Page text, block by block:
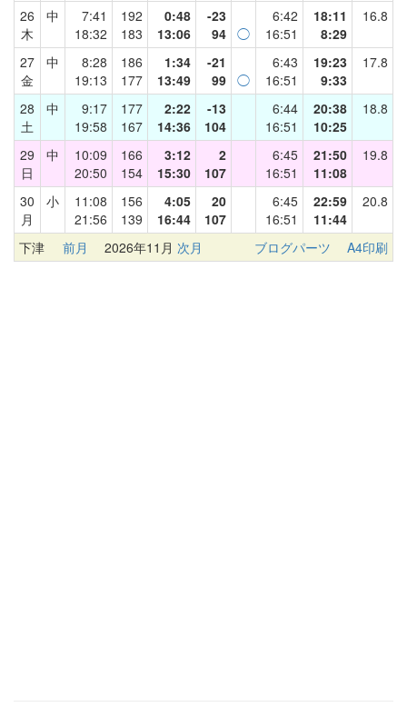
26
木
中
7:41
18:32
192
183
0:48
13:06
-23
94 ◯
6:42
16:51
18:11
8:29
16.8
27
金
中
8:28
19:13
186
177
1:34
13:49
-21
99 ◯
6:43
16:51
19:23
9:33
17.8
28
土
中
9:17
19:58
177
167
2:22
14:36
-13
104
6:44
16:51
20:38
10:25
18.8
29
日
中
10:09
20:50
166
154
3:12
15:30
2
107
6:45
16:51
21:50
11:08
19.8
30
月
小
11:08
21:56
156
139
4:05
16:44
20
107
6:45
16:51
22:59
11:44
20.8
下津 前月 2026年11月 次月 ブログパーツ A4印刷